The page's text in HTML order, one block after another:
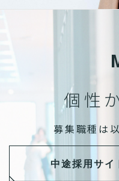
個性
募集職種は
中途採用サイ